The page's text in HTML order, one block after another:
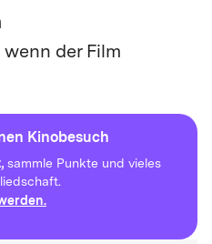
der Film
Kinobesuch
sammle Punkte und vieles